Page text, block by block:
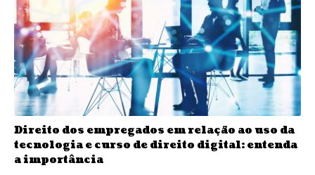
Direito dos empregados em relação ao uso da
tecnologia e curso de direito digital: entenda
a importância